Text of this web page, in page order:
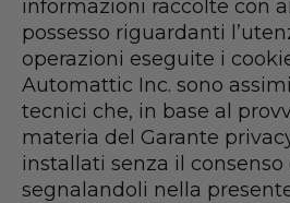
informazioni raccolte con
possesso riguardanti
operazioni eseguite i
Automattic Inc. sono
tecnici che, in base al
materia del Garante
installati senza il consenso
segnalandoli nella